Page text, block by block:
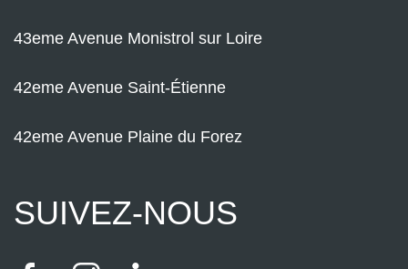
43eme Avenue Monistrol sur Loire
42eme Avenue Saint-Étienne
42eme Avenue Plaine du Forez
SUIVEZ-NOUS